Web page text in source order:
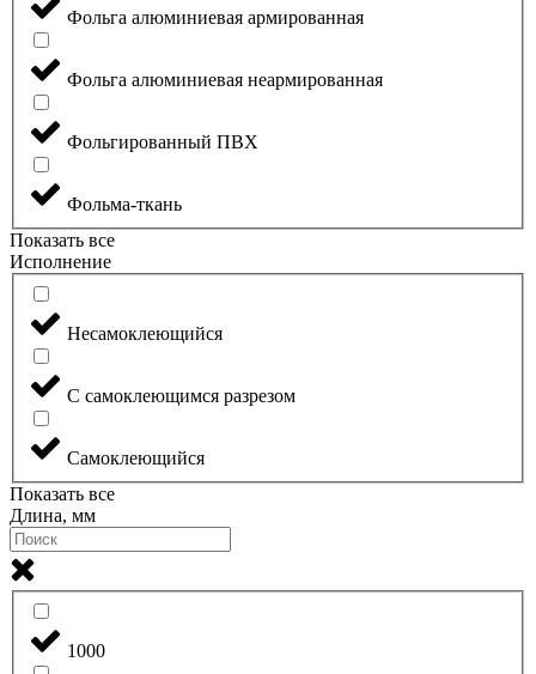
Фольга алюминиевая армированная
Фольга алюминиевая неармированная
Фольгированный ПВХ
Фольма-ткань
Показать все
Исполнение
Несамоклеющийся
С самоклеющимся разрезом
Самоклеющийся
Показать все
Длина, мм
1000